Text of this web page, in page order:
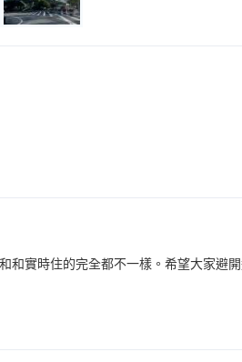
實時住的完全都不一樣。希望大家避開